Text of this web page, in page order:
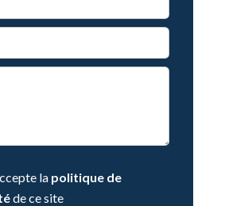
la politique de
de ce site